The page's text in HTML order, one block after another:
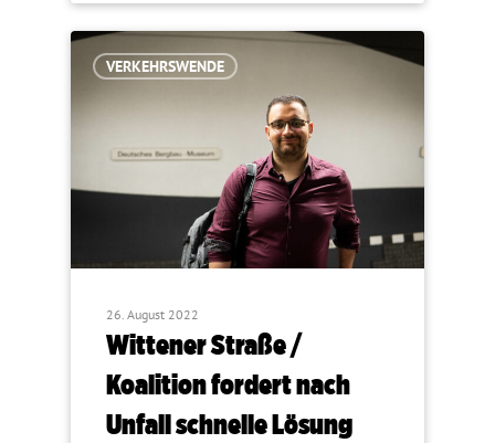
VERKEHRSWENDE
26. August 2022
Wittener Straße /
Koalition fordert nach
Unfall schnelle Lösung